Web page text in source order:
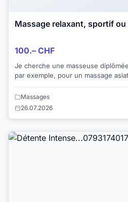
Massage relaxant, sportif
100.– CHF
Je cherche une masseuse
par exemple, pour un massage
sensuel, littoral neuchâtelois, ...
Massages
26.07.2026